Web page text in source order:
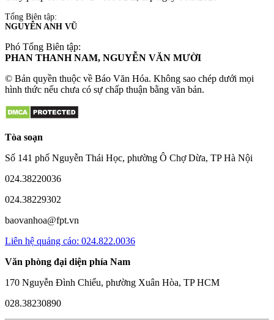
Tổng Biên tập:
NGUYỄN ANH VŨ
Phó Tổng Biên tập:
PHAN THANH NAM, NGUYỄN VĂN MƯỜI
© Bản quyền thuộc về Báo Văn Hóa. Không sao chép dưới mọi
hình thức nếu chưa có sự chấp thuận bằng văn bản.
Tòa soạn
Số 141 phố Nguyễn Thái Học, phường Ô Chợ Dừa, TP Hà Nội
024.38220036
024.38229302
baovanhoa@fpt.vn
Liên hệ quảng cáo: 024.822.0036
Văn phòng đại diện phía Nam
170 Nguyễn Đình Chiểu, phường Xuân Hòa, TP HCM
028.38230890